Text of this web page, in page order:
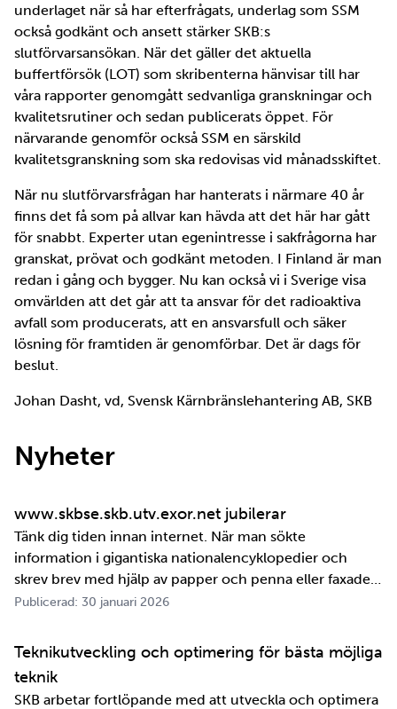
underlaget när så har efterfrågats, underlag som SSM
också godkänt och ansett stärker SKB:s
slutförvarsansökan. När det gäller det aktuella
buffertförsök (LOT) som skribenterna hänvisar till har
våra rapporter genomgått sedvanliga granskningar och
kvalitetsrutiner och sedan publicerats öppet. För
närvarande genomför också SSM en särskild
kvalitetsgranskning som ska redovisas vid månadsskiftet.
När nu slutförvarsfrågan har hanterats i närmare 40 år
finns det få som på allvar kan hävda att det här har gått
för snabbt. Experter utan egenintresse i sakfrågorna har
granskat, prövat och godkänt metoden. I Finland är man
redan i gång och bygger. Nu kan också vi i Sverige visa
omvärlden att det går att ta ansvar för det radioaktiva
avfall som producerats, att en ansvarsfull och säker
lösning för framtiden är genomförbar. Det är dags för
beslut.
Johan Dasht, vd, Svensk Kärnbränslehantering AB, SKB
Nyheter
www.skbse.skb.utv.exor.net jubilerar
Tänk dig tiden innan internet. När man sökte
information i gigantiska nationalencyklopedier och
skrev brev med hjälp av papper och penna eller faxade
om ett meddelande skulle fram snabbt. Det är inte
perspektiv i alla fall. För oss på SKB är det …
Publicerad: 30 januari 2026
Teknikutveckling och optimering för bästa möjliga
teknik
SKB arbetar fortlöpande med att utveckla och optimera